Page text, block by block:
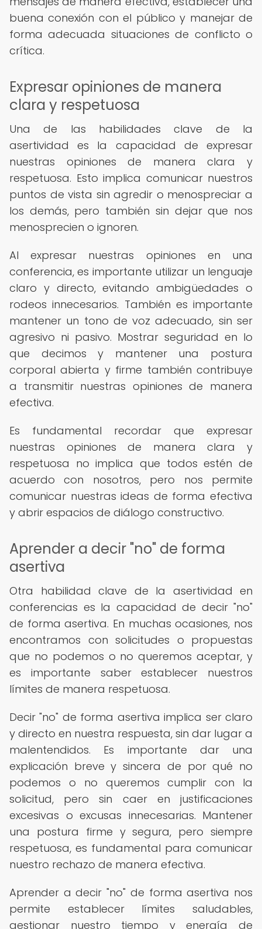
buena conexión con el público y manejar de
forma adecuada situaciones de conflicto o
crítica.
Expresar opiniones de manera
clara y respetuosa
Una de las habilidades clave de la
asertividad es la capacidad de expresar
nuestras opiniones de manera clara y
respetuosa. Esto implica comunicar nuestros
puntos de vista sin agredir o menospreciar a
los demás, pero también sin dejar que nos
menosprecien o ignoren.
Al expresar nuestras opiniones en una
conferencia, es importante utilizar un lenguaje
claro y directo, evitando ambigüedades o
rodeos innecesarios. También es importante
mantener un tono de voz adecuado, sin ser
agresivo ni pasivo. Mostrar seguridad en lo
que decimos y mantener una postura
corporal abierta y firme también contribuye
a transmitir nuestras opiniones de manera
efectiva.
Es fundamental recordar que expresar
nuestras opiniones de manera clara y
respetuosa no implica que todos estén de
acuerdo con nosotros, pero nos permite
comunicar nuestras ideas de forma efectiva
y abrir espacios de diálogo constructivo.
Aprender a decir "no" de forma
asertiva
Otra habilidad clave de la asertividad en
conferencias es la capacidad de decir "no"
de forma asertiva. En muchas ocasiones, nos
encontramos con solicitudes o propuestas
que no podemos o no queremos aceptar, y
es importante saber establecer nuestros
límites de manera respetuosa.
Decir "no" de forma asertiva implica ser claro
y directo en nuestra respuesta, sin dar lugar a
malentendidos. Es importante dar una
explicación breve y sincera de por qué no
podemos o no queremos cumplir con la
solicitud, pero sin caer en justificaciones
excesivas o excusas innecesarias. Mantener
una postura firme y segura, pero siempre
respetuosa, es fundamental para comunicar
nuestro rechazo de manera efectiva.
Aprender a decir "no" de forma asertiva nos
permite establecer límites saludables,
gestionar nuestro tiempo y energía de